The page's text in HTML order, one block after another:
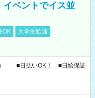
イベントでイス並
OK
大学生歓迎
） ■日払いOK！ ■日給保証